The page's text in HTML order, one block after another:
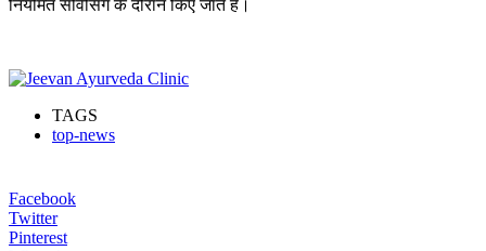
नियमित सर्विसिंग के दौरान किए जाते हैं।
TAGS
top-news
Facebook
Twitter
Pinterest